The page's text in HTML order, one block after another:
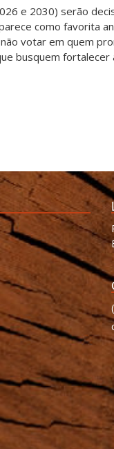
e 2030) serão
como favorita
votar em quem
busquem fortalecer